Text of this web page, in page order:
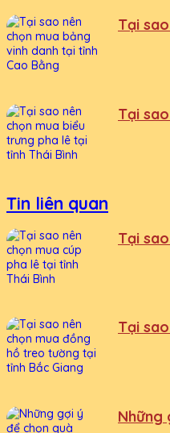
Tại
Tại
Tin liên quan
Tại
Tại
Những